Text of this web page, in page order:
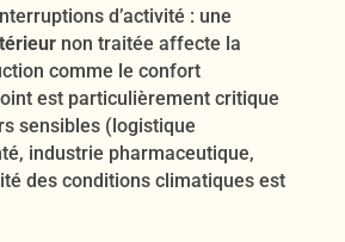
d’activité : une
non traitée affecte la
comme le confort
est particulièrement critique
sensibles (logistique
industrie pharmaceutique,
des conditions climatiques est